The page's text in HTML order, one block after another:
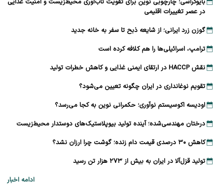
بایوکراسی؛ چارچوبی نوین برای تقویت تاب‌آوری محیط‌زیست و امنیت غذایی
در عصر تغییرات اقلیمی
گوزن زرد ایرانی؛ از شایعه ذبح تا سفر به خانه جدید
ترامپ، اسرائیلی‌ها را هم کلافه کرده است
نقش HACCP در ارتقای ایمنی غذایی و کاهش خطرات تولید
تقویم نوغانداری در ایران چگونه تعیین می‌شود؟
اودیسه اکوسیستم نوآوری؛ حکمرانی نوین به کجا می‌رسد؟
درختان مهندسی‌شده؛ آینده تولید بیوپلاستیک‌های دوستدار محیط‌زیست
کاهش ۳۰ درصدی قیمت دام زنده؛ گوشت چرا ارزان نشد؟
تولید قزل‌آلا در ایران به بیش از ۲۷۳ هزار تن رسید
ادامه اخبار